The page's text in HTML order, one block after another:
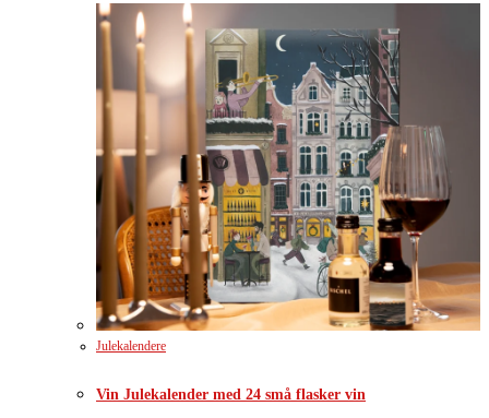
Julekalendere
Vin Julekalender med 24 små flasker vin